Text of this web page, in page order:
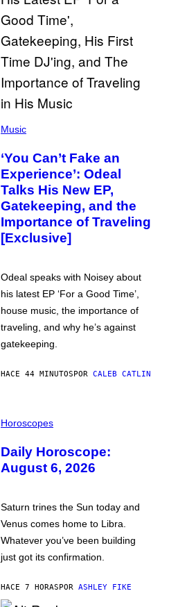
P
T
O
V
I
A
M
R
K
E
N
O
N
)
Music
‘You Can’t Fake an
Experience’: Odeal
Talks His New EP,
Gatekeeping, and the
Importance of Traveling
[Exclusive]
Odeal speaks with Noisey about
his latest EP ‘For a Good Time’,
house music, the importance of
traveling, and why he’s against
gatekeeping.
HACE 44 MINUTOSPOR CALEB CATLIN
L
S
T
R
I
N
B
Y
R
S
A
Horoscopes
Daily Horoscope:
August 6, 2026
Saturn trines the Sun today and
Venus comes home to Libra.
Whatever you’ve been building
just got its confirmation.
HACE 7 HORASPOR ASHLEY FIKE